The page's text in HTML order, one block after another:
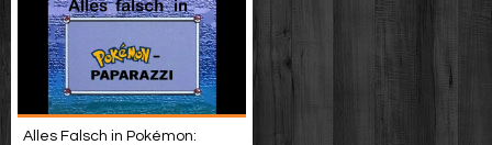
Alles Falsch in Pokémon: